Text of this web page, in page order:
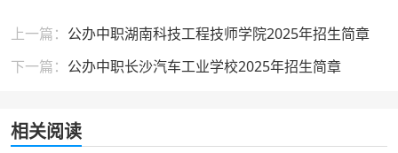
上一篇： 公办中职湖南科技工程技师学院2025年招生简章
下一篇： 公办中职长沙汽车工业学校2025年招生简章
相关阅读